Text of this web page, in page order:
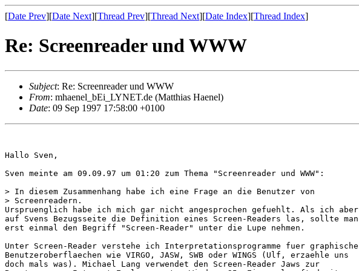
[Date Prev][Date Next][Thread Prev][Thread Next][Date Index][Thread Index]
Re: Screenreader und WWW
Subject: Re: Screenreader und WWW
From: mhaenel_bEi_LYNET.de (Matthias Haenel)
Date: 09 Sep 1997 17:58:00 +0100
Hallo Sven,
Sven meinte am 09.09.97 um 01:20 zum Thema "Screenreader und WWW":
> In diesem Zusammenhang habe ich eine Frage an die Benutzer von
> Screenreadern.
Urspruenglich habe ich mich gar nicht angesprochen gefuehlt. Als ich aber
auf Svens Bezugsseite die Definition eines Screen-Readers las, sollte man
erst einmal den Begriff "Screen-Reader" unter die Lupe nehmen.
Unter Screen-Reader verstehe ich Interpretationsprogramme fuer graphische
Benutzeroberflaechen wie VIRGO, JASW, SWB oder WINGS (Ulf, erzaehle uns
doch mals was). Michael Lang verwendet den Screen-Reader Jaws zur